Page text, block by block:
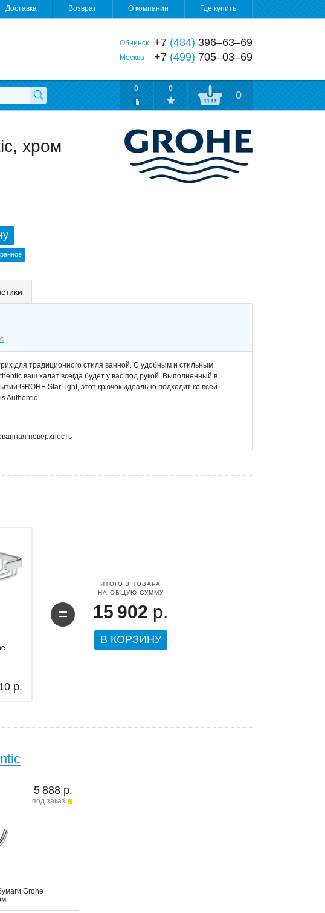
Доставка Возврат О компании Где купить
Обнинск +7 (484) 396‒63‒69
Москва +7 (499) 705‒03‒69
0 0
0
хром
для традиционного стиля ванной. С удобным и стильным
ваш халат всегда будет у вас под рукой. Выполненный в
GROHE StarLight, этот крючок идеально подходит ко всей
Authentic.
поверхность
р.
=
ИТОГО 3 ТОВАРА
НА ОБЩУЮ СУММУ
15 902 р.
В КОРЗИНУ
5 888 р.
под заказ
Grohe